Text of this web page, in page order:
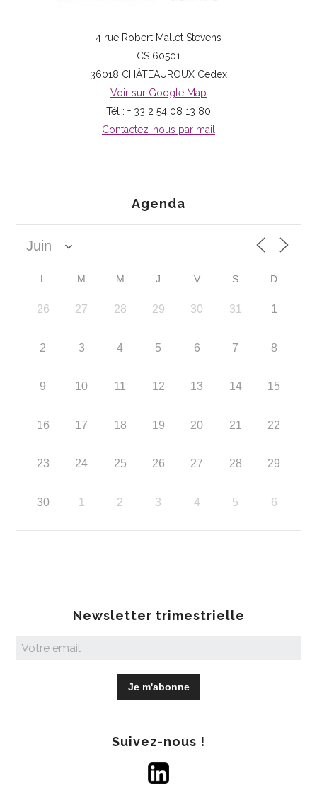
4 rue Robert Mallet Stevens
CS 60501
36018 CHÂTEAUROUX Cedex
Voir sur Google Map
Tél : + 33 2 54 08 13 80
Contactez-nous par mail
Agenda
L M M J V S D
26 27 28 29 30 31 1
2 3 4 5 6 7 8
9 10 11 12 13 14 15
16 17 18 19 20 21 22
23 24 25 26 27 28 29
30 1 2 3 4 5 6
Newsletter trimestrielle
Suivez-nous !